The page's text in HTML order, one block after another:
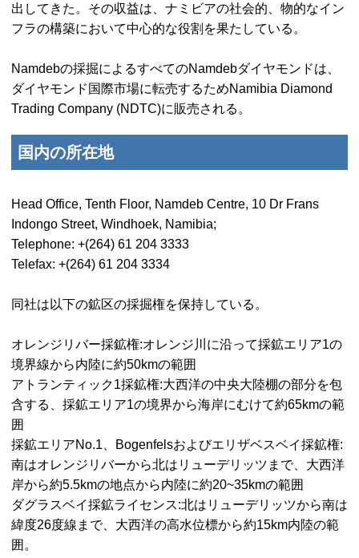
出してきた。その収益は、ナミビアの社会的、物的なイン
フラの構築において中心的な役割を果たしている。
Namdebの採掘によるすべてのNamdebダイヤモンドは、
ダイヤモンド国際市場に転売するためNamibia Diamond
Trading Company (NDTC)に販売される。
国内の所在地
Head Office, Tenth Floor, Namdeb Centre, 10 Dr Frans
Indongo Street, Windhoek, Namibia;
Telephone: +(264) 61 204 3333
Telefax: +(264) 61 204 3334
同社は以下の鉱区の採掘権を保持している。
オレンジリバー採鉱権:オレンジ川に沿って採鉱エリア1の
境界線から内陸に約50kmの範囲
アトランティック1採鉱権:大西洋の中央大陸棚の部分を包
含する、採鉱エリア1の境界から海岸にむけて約65kmの範
囲
採鉱エリアNo.1、
Bogenfelsおよびエリザベスベイ採鉱権:
南はオレンジリバーから北はリューデリッツまで、大西洋
岸から約5.5kmの地点から内陸に約20~35kmの範囲
ダグラスベイ採鉱ライセンス:北はリューデリッツから南は
緯度26度線まで、大西洋の高水位標から約15km内陸の範
囲。